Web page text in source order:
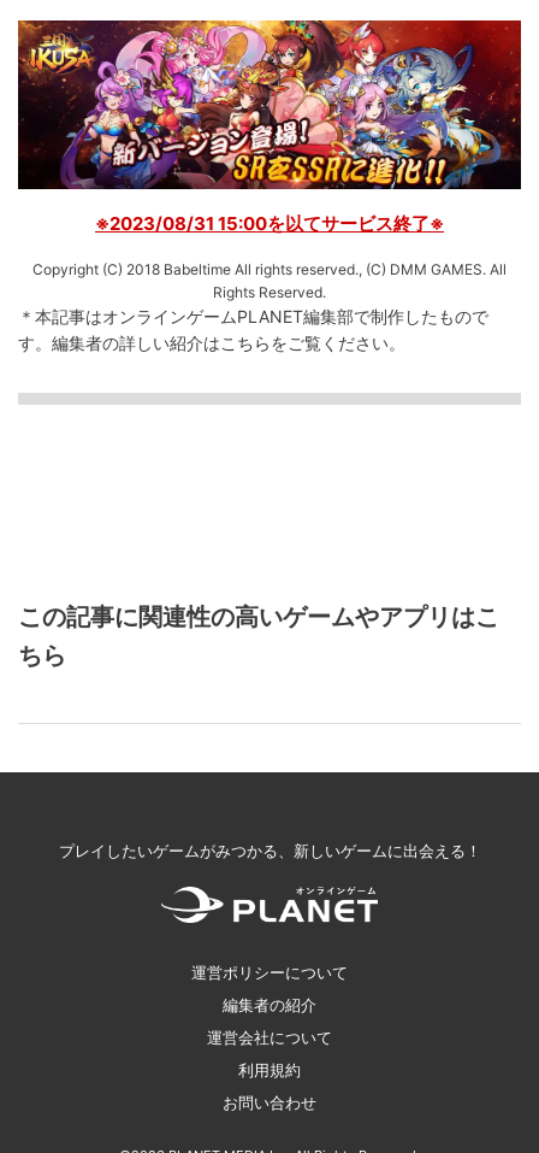
※2023/08/31 15:00を以てサービス終了※
Copyright (C) 2018 Babeltime All rights reserved., (C) DMM GAMES. All
Rights Reserved.
＊本記事はオンラインゲームPLANET編集部で制作したもので
す。 編集者の詳しい紹介はこちらをご覧ください。
この記事に関連性の高いゲームやアプリはこ
ちら
プレイしたいゲームがみつかる、新しいゲームに出会える！
運営ポリシーについて
編集者の紹介
運営会社について
利用規約
お問い合わせ